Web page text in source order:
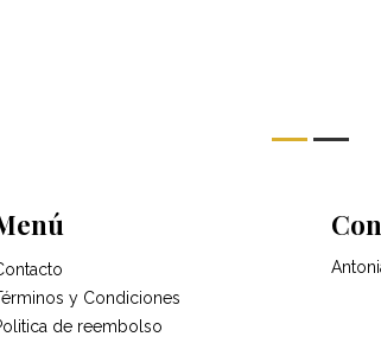
y Condiciones
de reembolso